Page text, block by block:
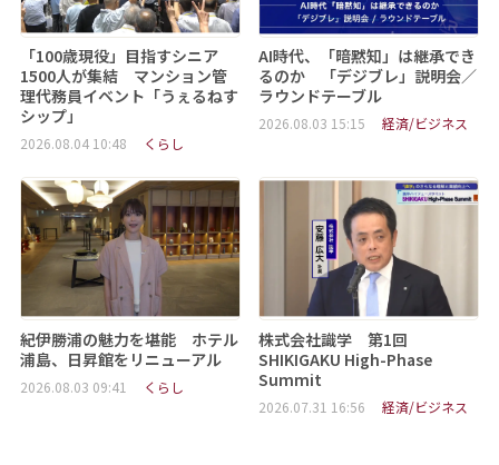
「100歳現役」目指すシニア
1500人が集結 マンション管
理代務員イベント「うぇるねす
シップ」
2026.08.04 10:48 くらし
AI時代、「暗黙知」は継承でき
るのか 「デジブレ」説明会／
ラウンドテーブル
2026.08.03 15:15 経済/ビジネス
紀伊勝浦の魅力を堪能 ホテル
浦島、日昇館をリニューアル
2026.08.03 09:41 くらし
株式会社識学 第1回
SHIKIGAKU High-Phase
Summit
2026.07.31 16:56 経済/ビジネス